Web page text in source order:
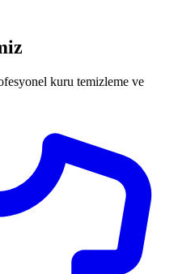
kuru temizleme ve